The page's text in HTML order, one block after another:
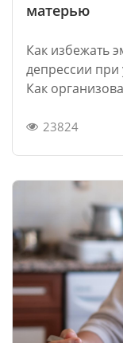
матерью
Как избежать
депрессии
Как
23824